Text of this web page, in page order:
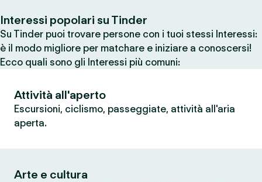
Interessi popolari su Tinder
Su Tinder puoi trovare persone con i tuoi stessi Interessi:
è il modo migliore per matchare e iniziare a conoscersi!
Ecco quali sono gli Interessi più comuni:
Attività all'aperto
Escursioni, ciclismo, passeggiate, attività all'aria
aperta.
Arte e cultura